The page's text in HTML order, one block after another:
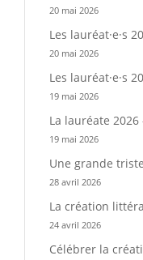
20 mai 2026
Les lauréat·e·s
20 mai 2026
Les lauréat·e·s
19 mai 2026
La lauréate
19 mai 2026
Une grande
28 avril 2026
La création
24 avril 2026
Célébrer la